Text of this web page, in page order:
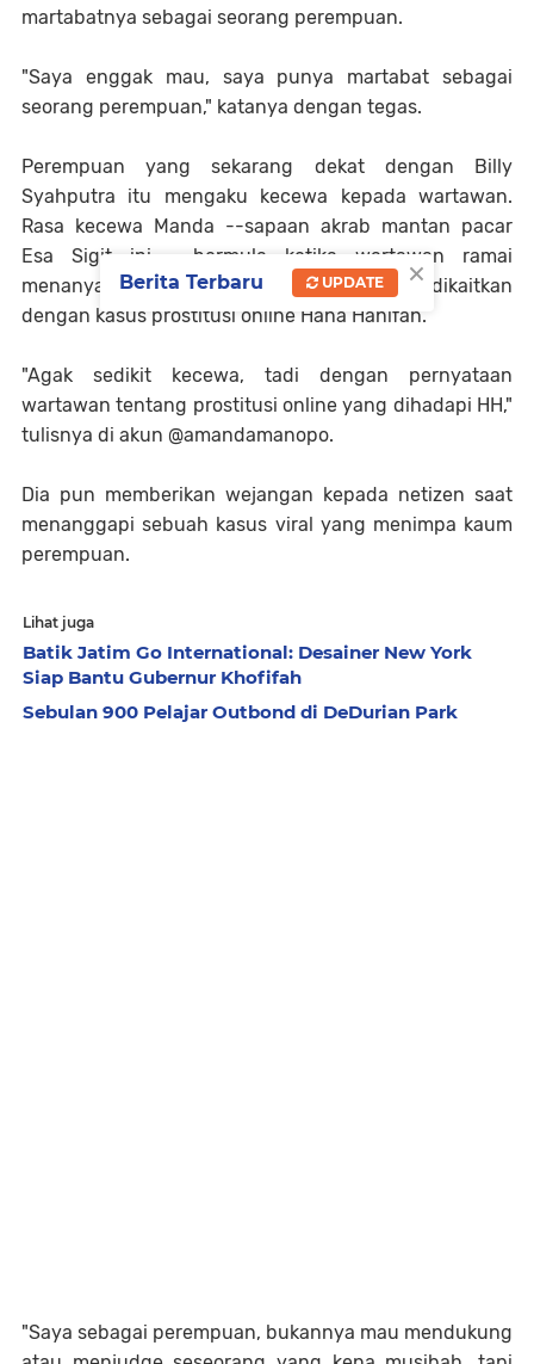
martabatnya sebagai seorang perempuan.
"Saya enggak mau, saya punya martabat sebagai
seorang perempuan," katanya dengan tegas.
Perempuan yang sekarang dekat dengan Billy
Syahputra itu mengaku kecewa kepada wartawan.
Rasa kecewa Manda --sapaan akrab mantan pacar
Esa Sigit ini--, bermula ketika wartawan ramai
menanyakan terkait foto seksi dirinya yang dikaitkan
dengan kasus prostitusi online Hana Hanifah.
"Agak sedikit kecewa, tadi dengan pernyataan
wartawan tentang prostitusi online yang dihadapi HH,"
tulisnya di akun @amandamanopo.
Dia pun memberikan wejangan kepada netizen saat
menanggapi sebuah kasus viral yang menimpa kaum
perempuan.
Lihat juga
Batik Jatim Go International: Desainer New York
Siap Bantu Gubernur Khofifah
Sebulan 900 Pelajar Outbond di DeDurian Park
"Saya sebagai perempuan, bukannya mau mendukung
×
Berita Terbaru UPDATE